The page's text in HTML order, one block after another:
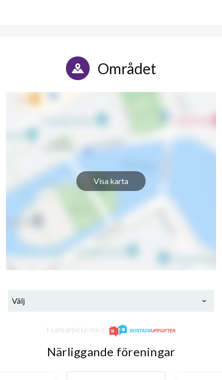
Området
Visa karta
Välj
I samarbete med
Närliggande föreningar